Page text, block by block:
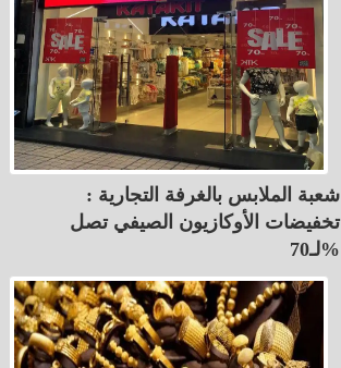
شعبة الملابس بالغرفة التجارية :
تخفيضات الأوكازيون الصيفي تصل
لـ70%